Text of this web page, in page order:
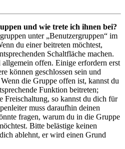
und wie trete ich ihnen bei?
unter „Benutzergruppen“ im
du einer beitreten möchtest,
Schaltfläche machen.
offen. Einige erfordern erst
können geschlossen sein und
die Gruppe offen ist, kannst du
Funktion beitreten;
Freischaltung, so kannst du dich für
muss daraufhin deinen
fragen, warum du in die Gruppe
Bitte belästige keinen
ablehnt, er wird einen Grund